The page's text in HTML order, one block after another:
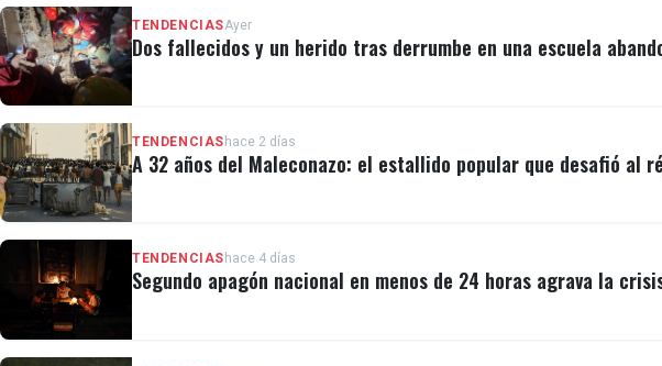
TENDENCIASAyer
Dos fallecidos y un herido tras derrumbe en una escuela
TENDENCIAS hace 2 días
A 32 años del Maleconazo: el estallido popular que desafió al
TENDENCIAS hace 4 días
Segundo apagón nacional en menos de 24 horas agrava la